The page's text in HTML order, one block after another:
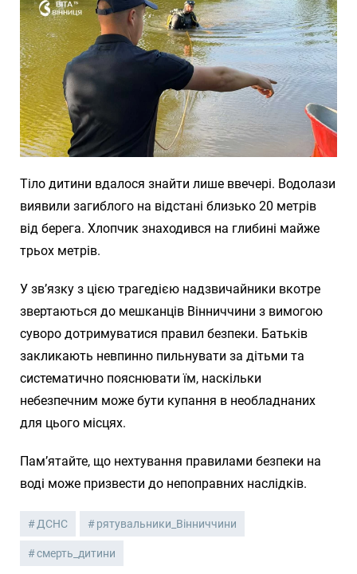
Тіло дитини вдалося знайти лише ввечері. Водолази
виявили загиблого на відстані близько 20 метрів
від берега. Хлопчик знаходився на глибині майже
трьох метрів.
У зв’язку з цією трагедією надзвичайники вкотре
звертаються до мешканців Вінниччини з вимогою
суворо дотримуватися правил безпеки. Батьків
закликають невпинно пильнувати за дітьми та
систематично пояснювати їм, наскільки
небезпечним може бути купання в необладнаних
для цього місцях.
Пам’ятайте, що нехтування правилами безпеки на
воді може призвести до непоправних наслідків.
ДСНС рятувальники_Вінниччини
смерть_дитини